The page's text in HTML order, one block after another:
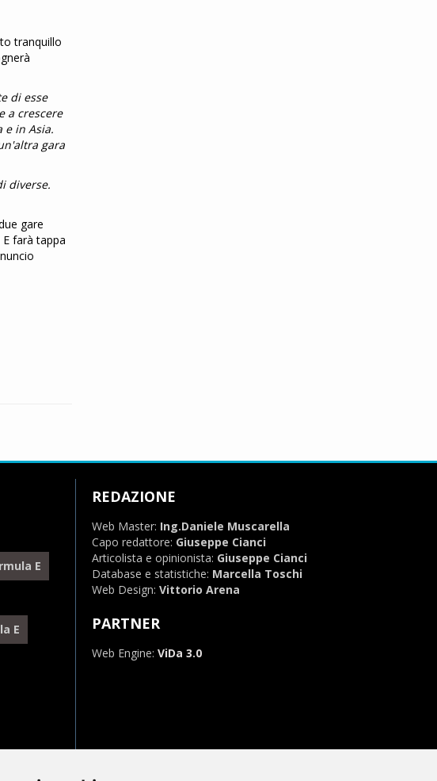
tranquillo
di esse
a crescere
e in Asia.
gara
diverse.
gare
farà tappa
E
E
REDAZIONE
Web Master: Ing.Daniele Muscarella
Capo redattore: Giuseppe Cianci
Articolista e opinionista: Giuseppe Cianci
Database e statistiche: Marcella Toschi
Web Design: Vittorio Arena
PARTNER
Web Engine: ViDa 3.0